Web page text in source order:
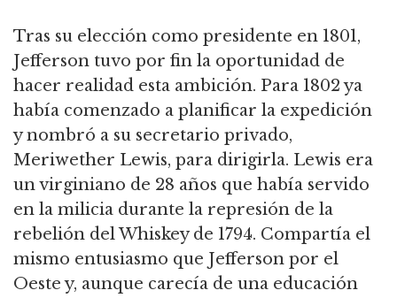
Tras su elección como presidente en 1801,
Jefferson tuvo por fin la oportunidad de
hacer realidad esta ambición. Para 1802 ya
había comenzado a planificar la expedición
y nombró a su secretario privado,
Meriwether Lewis, para dirigirla. Lewis era
un virginiano de 28 años que había servido
en la milicia durante la represión de la
rebelión del Whiskey de 1794. Compartía el
mismo entusiasmo que Jefferson por el
Oeste y, aunque carecía de una educación